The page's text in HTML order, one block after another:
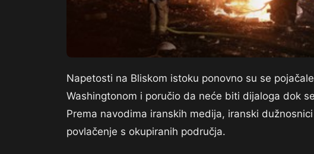
Napetosti na Bliskom istoku ponovno su se
Washingtonom i poručio da neće biti dijaloga dok
Prema navodima iranskih medija, iranski
povlačenje s okupiranih područja.